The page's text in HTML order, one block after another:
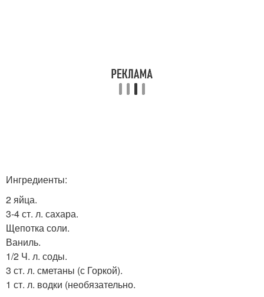
Ингредиенты:
2 яйца.
3-4 ст. л. сахара.
Щепотка соли.
Ваниль.
1/2 Ч. л. соды.
3 ст. л. сметаны (с Горкой).
1 ст. л. водки (необязательно.